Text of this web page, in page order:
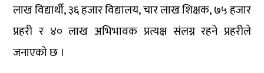
लाख विद्यार्थी, ३६ हजार विद्यालय, चार लाख शिक्षक, ७५ हजार
प्रहरी र ४० लाख अभिभावक प्रत्यक्ष संलग्न रहने प्रहरीले
जनाएको छ ।